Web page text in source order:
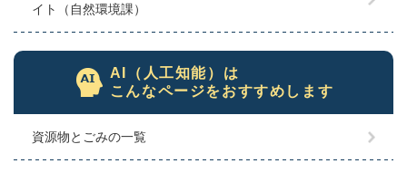
イト（自然環境課）
AI（人工知能）は
こんなページをおすすめします
資源物とごみの一覧